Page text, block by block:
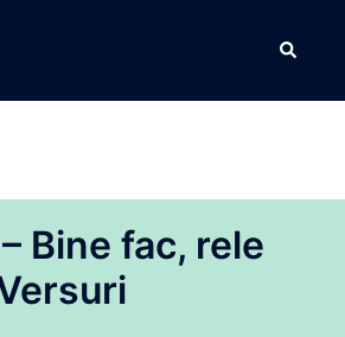
Caută
Bine fac, rele